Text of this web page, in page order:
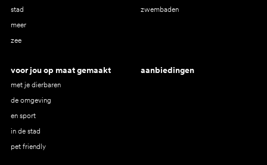
stad
meer
zee
zwembaden
voor jou op maat gemaakt
met je dierbaren
de omgeving
en sport
in de stad
pet friendly
aanbiedingen